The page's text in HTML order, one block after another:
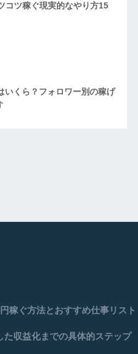
コツ稼ぐ現実的なやり方15
いくら？フォロワー別の稼げ
稼ぐ方法とおすすめ仕事リスト
収益化までの具体的ステップ